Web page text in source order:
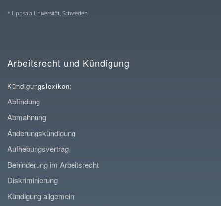
* Uppsala Universität, Schweden
Arbeitsrecht und Kündigung
Kündigungslexikon:
Abfindung
Abmahnung
Änderungskündigung
Aufhebungsvertrag
Behinderung im Arbeitsrecht
Diskriminierung
Kündigung allgemein